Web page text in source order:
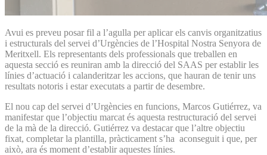
Avui es preveu posar fil a l’agulla per aplicar els canvis organitzatius
i estructurals del servei d’Urgències de l’Hospital Nostra Senyora de
Meritxell. Els representants dels professionals que treballen en
aquesta secció es reuniran amb la direcció del SAAS per establir les
línies d’actuació i calanderitzar les accions, que hauran de tenir uns
resultats notoris i estar executats a partir de desembre.
El nou cap del servei d’Urgències en funcions, Marcos Gutiérrez, va
manifestar que l’objectiu marcat és aquesta restructuració del servei
de la mà de la direcció. Gutiérrez va destacar que l’altre objectiu
fixat, completar la plantilla, pràcticament s’ha aconseguit i que, per
això, ara és moment d’establir aquestes línies.